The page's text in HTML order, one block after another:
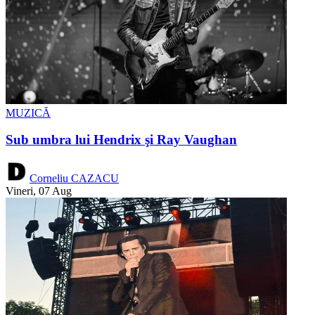
MUZICĂ
Sub umbra lui Hendrix şi Ray Vaughan
Corneliu CAZACU
Vineri, 07 Aug